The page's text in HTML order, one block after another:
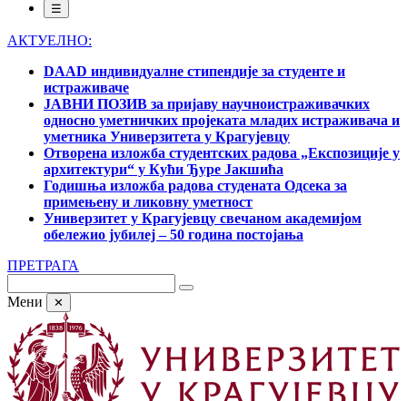
☰
АКТУЕЛНО:
DAAD индивидуалне стипендије за студенте и
истраживаче
ЈАВНИ ПОЗИВ за пријаву научноистраживачких
односно уметничких пројеката младих истраживача и
уметника Универзитета у Крагујевцу
Отворена изложба студентских радова „Експозиције у
архитектури“ у Кући Ђуре Јакшића
Годишња изложба радова студената Одсека за
примењену и ликовну уметност
Универзитет у Крагујевцу свечаном академијом
обележио јубилеј – 50 година постојања
ПРЕТРАГА
Мени ✕